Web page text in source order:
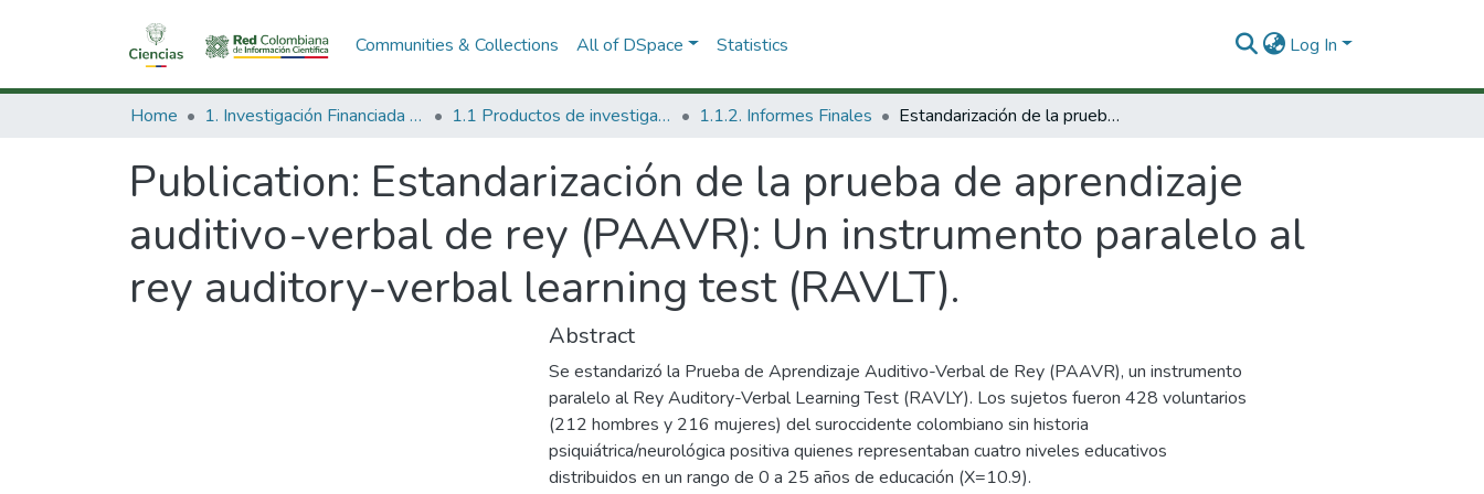
Communities & Collections All of DSpace Statistics Log In
Home 1. Investigación Financiada con Recursos Públicos 1.1 Productos de investigación 1.1.2. Informes Finales Estandarización de la prueba de aprendizaje auditivo-verbal de rey (PAAVR): Un instrumento paralelo al rey auditory-verbal learning test (RAVLT).
Publication: Estandarización de la prueba de aprendizaje
auditivo-verbal de rey (PAAVR): Un instrumento paralelo al
rey auditory-verbal learning test (RAVLT).
Abstract
Se estandarizó la Prueba de Aprendizaje Auditivo-Verbal de Rey (PAAVR), un instrumento
paralelo al Rey Auditory-Verbal Learning Test (RAVLY). Los sujetos fueron 428 voluntarios
(212 hombres y 216 mujeres) del suroccidente colombiano sin historia
psiquiátrica/neurológica positiva quienes representaban cuatro niveles educativos
distribuidos en un rango de 0 a 25 años de educación (X=10.9).